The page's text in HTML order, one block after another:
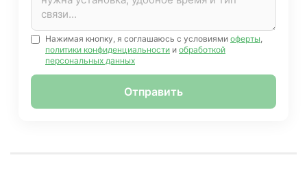
Нажимая кнопку, я соглашаюсь с условиями оферты
политики конфиденциальности и обработкой
персональных данных
Отправить